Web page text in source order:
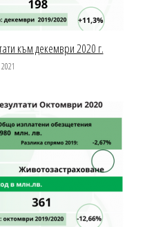
към декември 2020 г.